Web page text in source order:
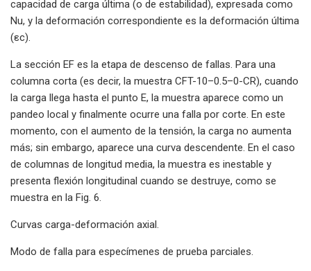
capacidad de carga última (o de estabilidad), expresada como
Nu, y la deformación correspondiente es la deformación última
(εc).
La sección EF es la etapa de descenso de fallas. Para una
columna corta (es decir, la muestra CFT-10–0.5–0-CR), cuando
la carga llega hasta el punto E, la muestra aparece como un
pandeo local y finalmente ocurre una falla por corte. En este
momento, con el aumento de la tensión, la carga no aumenta
más; sin embargo, aparece una curva descendente. En el caso
de columnas de longitud media, la muestra es inestable y
presenta flexión longitudinal cuando se destruye, como se
muestra en la Fig. 6.
Curvas carga-deformación axial.
Modo de falla para especímenes de prueba parciales.